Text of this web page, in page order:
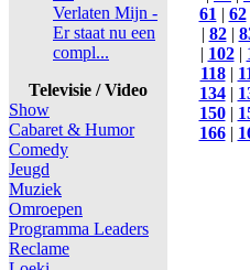
Verlaten Mijn -
Er staat nu een
compl...
Televisie / Video
Show
Cabaret & Humor
Comedy
Jeugd
Muziek
Omroepen
Programma Leaders
Reclame
61| 62
| 82|
| 102|
118|
134|
150|
166|